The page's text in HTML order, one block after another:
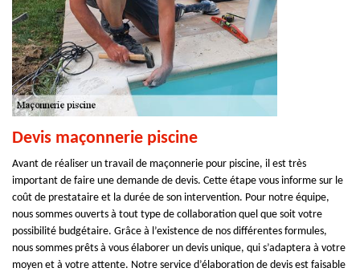
Devis maçonnerie piscine
Avant de réaliser un travail de maçonnerie pour piscine, il est très
important de faire une demande de devis. Cette étape vous informe sur le
coût de prestataire et la durée de son intervention. Pour notre équipe,
nous sommes ouverts à tout type de collaboration quel que soit votre
possibilité budgétaire. Grâce à l’existence de nos différentes formules,
nous sommes prêts à vous élaborer un devis unique, qui s’adaptera à votre
moyen et à votre attente. Notre service d’élaboration de devis est faisable